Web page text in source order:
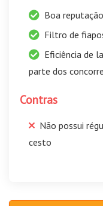
Boa
Filtro de
Eficiência de
parte dos
Contras
Não possui
cesto